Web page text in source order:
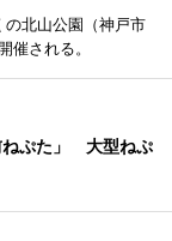
の北山公園（神戸市
催される。
ねぷた」 大型ねぷ